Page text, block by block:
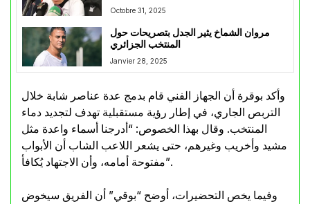
Octobre 31, 2025
مروان الشماخ يثير الجدل بتصريحات حول
المنتخب الجزائري
Janvier 28, 2025
وأكد بوقرة أن الجهاز الفني قام بدمج عدة عناصر شابة خلال
التربص الجاري، في إطار رؤية مستقبلية تهدف لتجديد دماء
المنتخب. وقال بهذا الخصوص: “أدرجنا أسماء واعدة مثل
مشيد وأخريب وغيرهم، حتى يشعر اللاعب الشاب أن الأبواب
مفتوحة أمامه، وأن الاجتهاد يُكافأ”.
وفيما يخص التحضيرات، أوضح “بوقي” أن الفريق سيخوض